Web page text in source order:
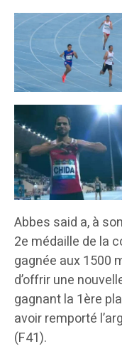
Abbes said a, à
2e médaille de la
gagnée aux 1500
d’offrir une
gagnant la 1ère
avoir remporté
(F41).